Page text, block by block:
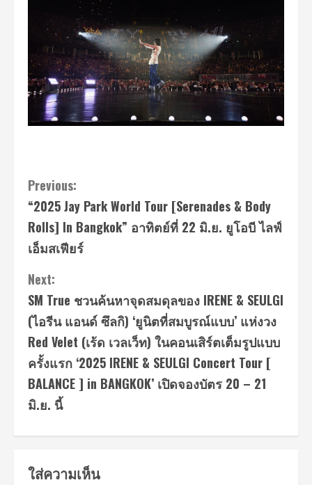
Continue
Reading
Previous:
“2025 Jay Park World Tour [Serenades & Body
Rolls] In Bangkok” อาทิตย์ที่ 22 มิ.ย. ยูโอบี ไลฟ์
เอ็มสเฟียร์
Next:
SM True ชวนค้นหาจุดสมดุลของ IRENE & SEULGI
(ไอรีน แอนด์ ซึลกิ) ‘ยูนิตที่สมบูรณ์แบบ’ แห่งวง
Red Velet (เร้ด เวลเว็ท) ในคอนเสิร์ตเต็มรูปแบบ
ครั้งแรก ‘2025 IRENE & SEULGI Concert Tour [
BALANCE ] in BANGKOK’ เปิดจองบัตร 20 – 21
มิ.ย. นี้
ใส่ความเห็น